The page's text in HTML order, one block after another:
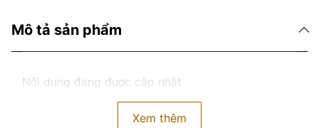
Mô tả sản phẩm
Nội dung đang được cập nhật
Xem thêm